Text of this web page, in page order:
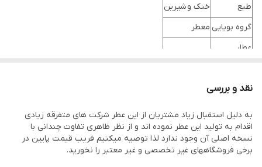
طبع
خنک و شیرین
گروه بویایی معطر
عطار
نوع عطر
ادو پرفیوم
ماندگاری
خوب
پراکندگی
خوب
نقد و بررسی
به دلیل استقبال زیاد مشتریان از این عطر شرکت های متفرقه زیادی
اقدام به تولید این عطر نموده اند و از نظر ظاهری تفاوت چندانی با
نسخه اصلی آن وجود ندارد لذا توصیه میکنیم فریب قیمت پایین در
برخی فروشگاههای غیر تخصصی و غیر معتبر را نخورید.